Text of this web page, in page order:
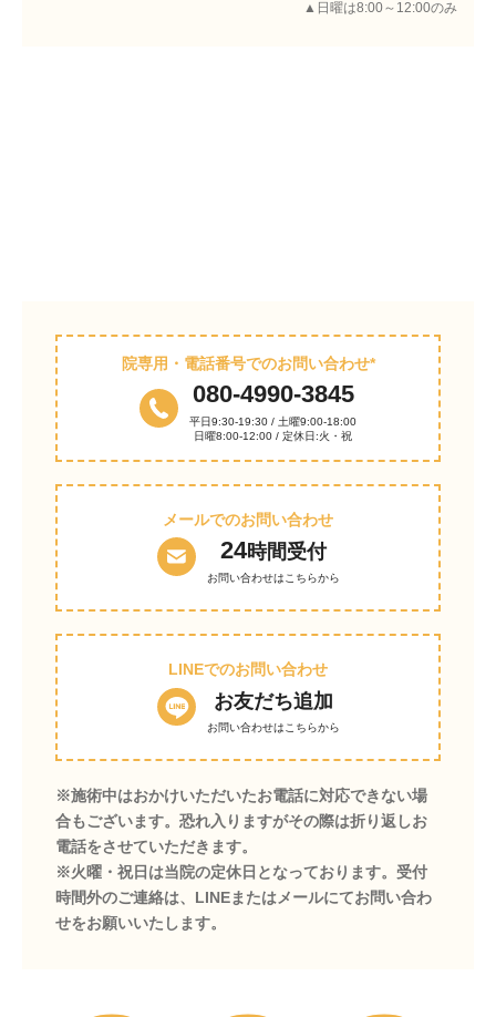
▲日曜は8:00～12:00のみ
院専用・電話番号でのお問い合わせ*
080-4990-3845
平日9:30-19:30 / 土曜9:00-18:00
日曜8:00-12:00 / 定休日:火・祝
メールでのお問い合わせ
24時間受付
お問い合わせはこちらから
LINEでのお問い合わせ
お友だち追加
お問い合わせはこちらから
※施術中はおかけいただいたお電話に対応できない場
合もございます。恐れ入りますがその際は折り返しお
電話をさせていただきます。
※火曜・祝日は当院の定休日となっております。受付
時間外のご連絡は、LINEまたはメールにてお問い合わ
せをお願いいたします。